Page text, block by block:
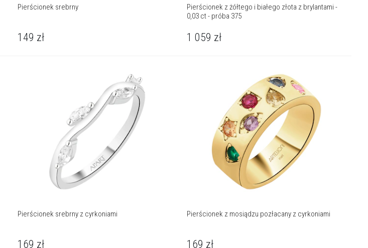
Pierścionek srebrny
149 zł
Pierścionek z żółtego i białego złota z brylantami -
0,03 ct - próba 375
1 059 zł
Pierścionek srebrny z cyrkoniami
169 zł
Pierścionek z mosiądzu pozłacany z cyrkoniami
169 zł